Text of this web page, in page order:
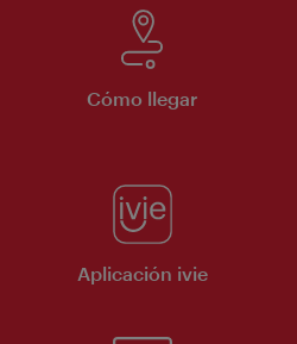
Cómo llegar
Aplicación ivie